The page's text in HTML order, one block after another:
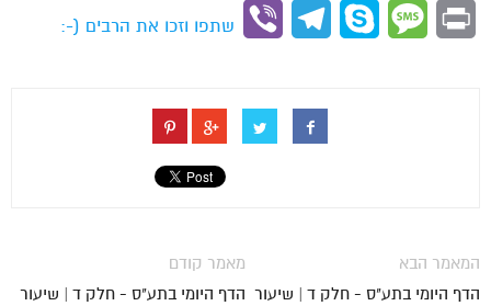
Print
Message
Skype
Telegram
Viber
שתפו וזכו את הרבים (-:
מאמר קודם
הדף היומי בתע"ס - חלק ד | שיעור
המאמר הבא
הדף היומי בתע"ס - חלק ד | שיעור